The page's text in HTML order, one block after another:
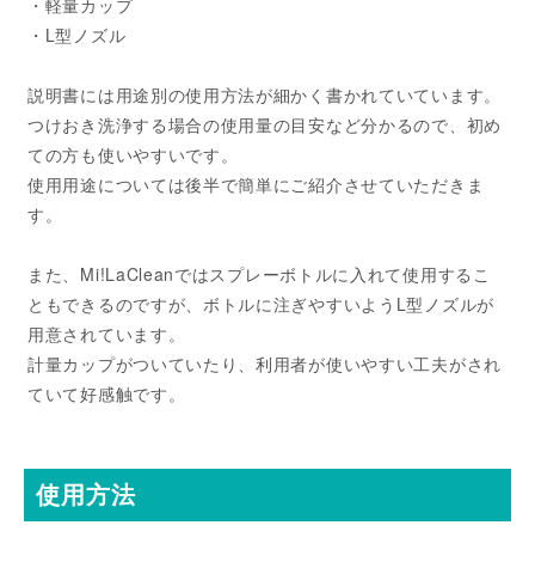
・軽量カップ
・L型ノズル
説明書には用途別の使用方法が細かく書かれていています。
つけおき洗浄する場合の使用量の目安など分かるので、初め
ての方も使いやすいです。
使用用途については後半で簡単にご紹介させていただきま
す。
また、Mi!LaCleanではスプレーボトルに入れて使用するこ
ともできるのですが、ボトルに注ぎやすいようL型ノズルが
用意されています。
計量カップがついていたり、利用者が使いやすい工夫がされ
ていて好感触です。
使用方法